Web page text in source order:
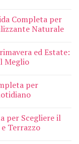
Completa per
Naturale
ed Estate:
Meglio
per
per Scegliere il
Terrazzo